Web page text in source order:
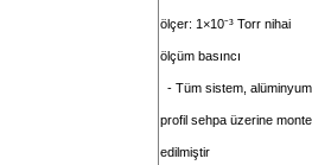
ölçer: 1×10⁻³ Torr nihai
ölçüm basıncı
- Tüm sistem, alüminyum
profil sehpa üzerine monte
edilmiştir